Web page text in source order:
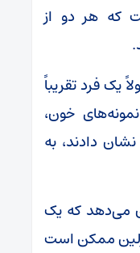
که هر دو از
یک فرد تقریباً
خون،
نشان دادند، به
می‌دهد که یک
ممکن است